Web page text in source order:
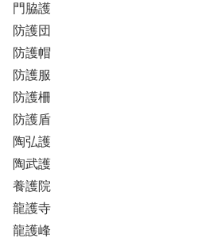
門脇護
防護団
防護帽
防護服
防護柵
防護盾
陶弘護
陶武護
養護院
龍護寺
龍護峰